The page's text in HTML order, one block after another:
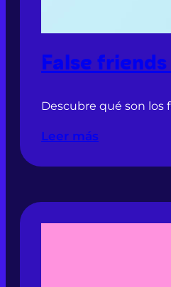
False
Descubre qué son los
Leer más